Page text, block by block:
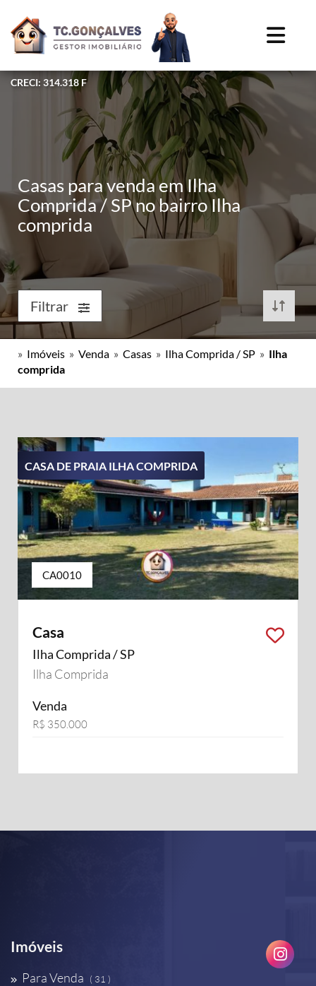
CRECI: 314.318 F
Casas para venda em Ilha
Comprida / SP no bairro Ilha
comprida
Filtrar
» Imóveis » Venda » Casas » Ilha Comprida / SP » Ilha
comprida
CASA DE PRAIA ILHA COMPRIDA
CA0010
Casa
Ilha Comprida / SP
Ilha Comprida
Venda
R$ 350.000
Imóveis
Para Venda ( 31 )